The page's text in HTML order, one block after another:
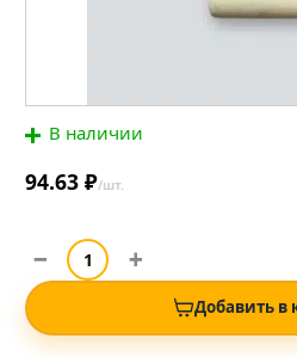
В наличии
94.63 ₽/шт.
Добавить в